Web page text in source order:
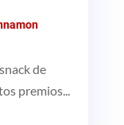
de
premios...